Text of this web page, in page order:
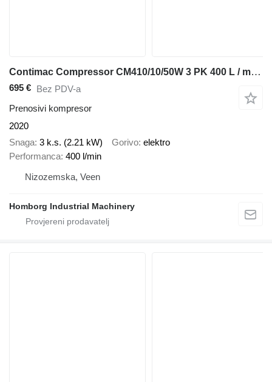
Contimac Compressor CM410/10/50W 3 PK 400 L / min 10 Bar Elektrische Zuig
695 € Bez PDV-a
Prenosivi kompresor
2020
Snaga 3 k.s. (2.21 kW) Gorivo elektro
Performanca 400 l/min
Nizozemska, Veen
Homborg Industrial Machinery